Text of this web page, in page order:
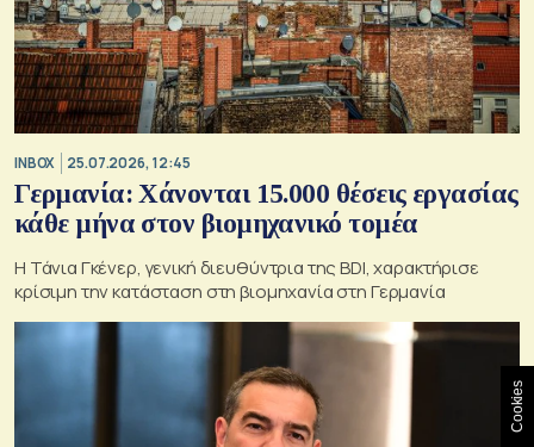
INBOX 25.07.2026, 12:45
Γερμανία: Χάνονται 15.000 θέσεις εργασίας
κάθε μήνα στον βιομηχανικό τομέα
Η Τάνια Γκένερ, γενική διευθύντρια της BDI, χαρακτήρισε
κρίσιμη την κατάσταση στη βιομηχανία στη Γερμανία
Cookies